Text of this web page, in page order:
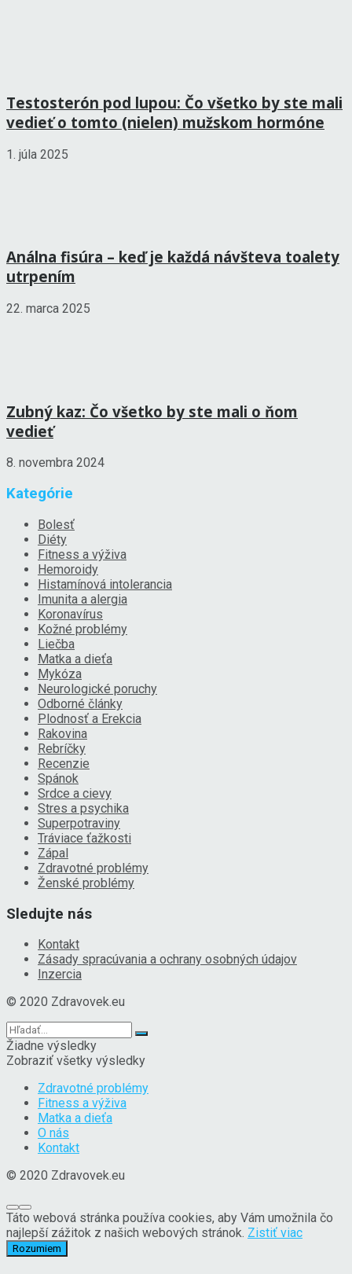
Testosterón pod lupou: Čo všetko by ste mali
vedieť o tomto (nielen) mužskom hormóne
1. júla 2025
Análna fisúra – keď je každá návšteva toalety
utrpením
22. marca 2025
Zubný kaz: Čo všetko by ste mali o ňom
vedieť
8. novembra 2024
Kategórie
Bolesť
Diéty
Fitness a výživa
Hemoroidy
Histamínová intolerancia
Imunita a alergia
Koronavírus
Kožné problémy
Liečba
Matka a dieťa
Mykóza
Neurologické poruchy
Odborné články
Plodnosť a Erekcia
Rakovina
Rebríčky
Recenzie
Spánok
Srdce a cievy
Stres a psychika
Superpotraviny
Tráviace ťažkosti
Zápal
Zdravotné problémy
Ženské problémy
Sledujte nás
Kontakt
Zásady spracúvania a ochrany osobných údajov
Inzercia
© 2020 Zdravovek.eu
Žiadne výsledky
Zobraziť všetky výsledky
Zdravotné problémy
Fitness a výživa
Matka a dieťa
O nás
Kontakt
© 2020 Zdravovek.eu
Táto webová stránka používa cookies, aby Vám umožnila čo
najlepší zážitok z našich webových stránok. Zistiť viac
Rozumiem